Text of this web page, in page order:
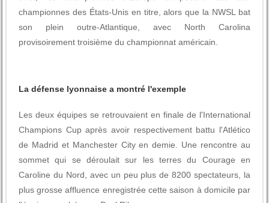
championnes des États-Unis en titre, alors que la NWSL bat
son plein outre-Atlantique, avec North Carolina
provisoirement troisième du championnat américain.
La défense lyonnaise a montré l'exemple
Les deux équipes se retrouvaient en finale de l'International
Champions Cup après avoir respectivement battu l'Atlético
de Madrid et Manchester City en demie. Une rencontre au
sommet qui se déroulait sur les terres du Courage en
Caroline du Nord, avec un peu plus de 8200 spectateurs, la
plus grosse affluence enregistrée cette saison à domicile par